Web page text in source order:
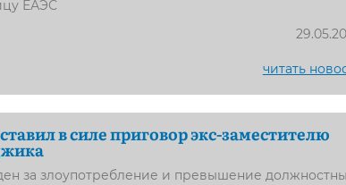
ЕАЭС
читать
в силе приговор экс-заместителю
за злоупотребление и превышение